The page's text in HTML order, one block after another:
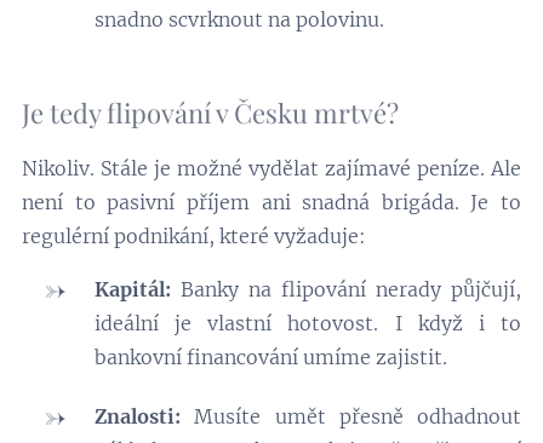
snadno scvrknout na polovinu.
Je tedy flipování v Česku mrtvé?
Nikoliv. Stále je možné vydělat zajímavé peníze. Ale
není to pasivní příjem ani snadná brigáda. Je to
regulérní podnikání, které vyžaduje:
Kapitál: Banky na flipování nerady půjčují,
ideální je vlastní hotovost. I když i to
bankovní financování umíme zajistit.
Znalosti: Musíte umět přesně odhadnout